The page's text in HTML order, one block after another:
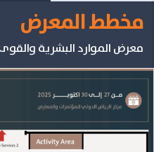
مخطط المعرض
معرض الموارد البشرية